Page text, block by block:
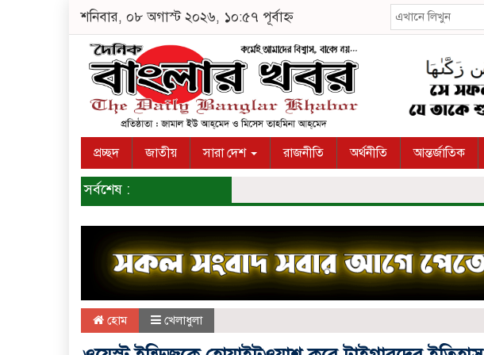
শনিবার, ০৮ অগাস্ট ২০২৬, ১০:৫৭ পূর্বাহ্ন
প্রচ্ছদ জাতীয় সারা দেশ রাজনীতি অর্থনীতি আন্তর্জাতিক
সর্বশেষ :
হোম খেলাধুলা